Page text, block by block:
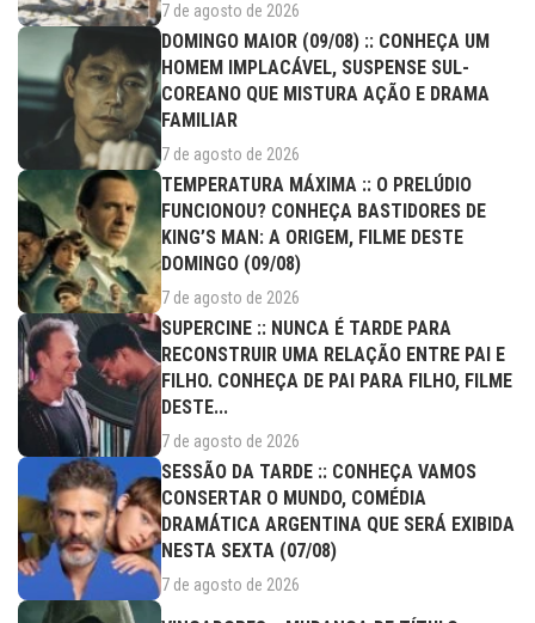
7 de agosto de 2026
DOMINGO MAIOR (09/08) :: CONHEÇA UM
HOMEM IMPLACÁVEL, SUSPENSE SUL-
COREANO QUE MISTURA AÇÃO E DRAMA
FAMILIAR
7 de agosto de 2026
TEMPERATURA MÁXIMA :: O PRELÚDIO
FUNCIONOU? CONHEÇA BASTIDORES DE
KING’S MAN: A ORIGEM, FILME DESTE
DOMINGO (09/08)
7 de agosto de 2026
SUPERCINE :: NUNCA É TARDE PARA
RECONSTRUIR UMA RELAÇÃO ENTRE PAI E
FILHO. CONHEÇA DE PAI PARA FILHO, FILME
DESTE...
7 de agosto de 2026
SESSÃO DA TARDE :: CONHEÇA VAMOS
CONSERTAR O MUNDO, COMÉDIA
DRAMÁTICA ARGENTINA QUE SERÁ EXIBIDA
NESTA SEXTA (07/08)
7 de agosto de 2026